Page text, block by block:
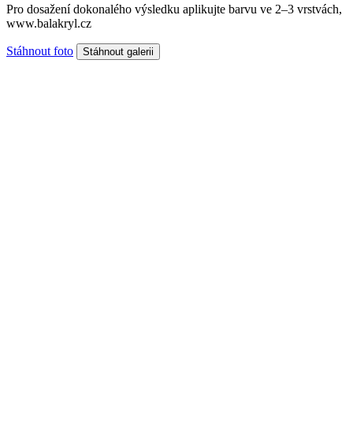
Pro dosažení dokonalého výsledku aplikujte barvu ve 2–3 vrstvách,
www.balakryl.cz
Stáhnout foto